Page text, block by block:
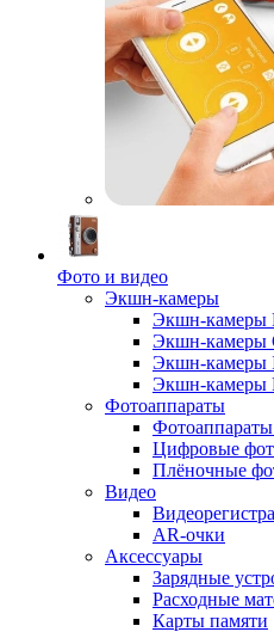
Фото и видео
Экшн-камеры
Экшн-камеры
Экшн-камеры
Экшн-камеры
Экшн-камеры
Фотоаппараты
Цифровые
Плёночные
Видео
AR-очки
Аксессуары
Зарядные
Расходные
Карты памяти